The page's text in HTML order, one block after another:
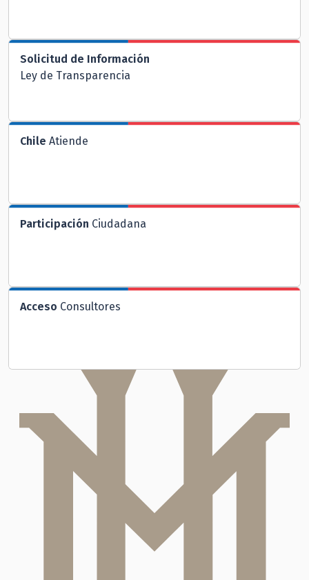
Solicitud de Información
Ley de Transparencia
Chile Atiende
Participación Ciudadana
Acceso Consultores